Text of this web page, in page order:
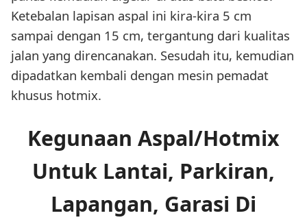
Ketebalan lapisan aspal ini kira-kira 5 cm
sampai dengan 15 cm, tergantung dari kualitas
jalan yang direncanakan. Sesudah itu, kemudian
dipadatkan kembali dengan mesin pemadat
khusus hotmix.
Kegunaan Aspal/Hotmix
Untuk Lantai, Parkiran,
Lapangan, Garasi Di